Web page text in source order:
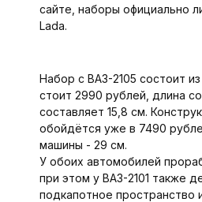
сайте, наборы официально
Lada.
Набор с ВАЗ-2105 состоит
стоит 2990 рублей, длина
составляет 15,8 см.
обойдётся уже в 7490
машины - 29 см.
У обоих автомобилей
при этом у ВАЗ-2101 также
подкапотное пространство